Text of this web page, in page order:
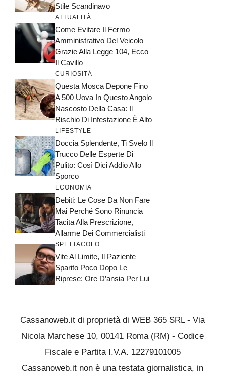
Stile Scandinavo
ATTUALITÀ
Come Evitare Il Fermo
Amministrativo Del Veicolo
Grazie Alla Legge 104, Ecco
Il Cavillo
CURIOSITÀ
Questa Mosca Depone Fino
A 500 Uova In Questo Angolo
Nascosto Della Casa: Il
Rischio Di Infestazione È Alto
LIFESTYLE
Doccia Splendente, Ti Svelo Il
Trucco Delle Esperte Di
Pulito: Così Dici Addio Allo
Sporco
ECONOMIA
Debiti: Le Cose Da Non Fare
Mai Perché Sono Rinuncia
Tacita Alla Prescrizione,
Allarme Dei Commercialisti
SPETTACOLO
Vite Al Limite, Il Paziente
Sparito Poco Dopo Le
Riprese: Ore D’ansia Per Lui
Cassanoweb.it di proprietà di WEB 365 SRL - Via
Nicola Marchese 10, 00141 Roma (RM) - Codice
Fiscale e Partita I.V.A. 12279101005
Cassanoweb.it non è una testata giornalistica, in